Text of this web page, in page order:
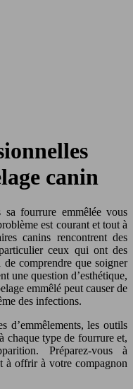
canin
fourrure emmêlée vous
est courant et tout à
canins rencontrent des
ceux qui ont des
comprendre que soigner
une question d’esthétique,
emmêlé peut causer de
des infections.
d’emmêlements, les outils
chaque type de fourrure et,
Préparez-vous à
à offrir à votre compagnon